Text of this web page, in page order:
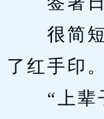
很简短
了红手印。
“上辈子